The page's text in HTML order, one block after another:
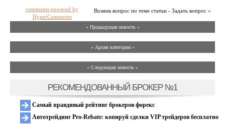
Возник вопрос по теме статьи - Задать вопрос »
comments powered by
HyperComments
« Предыдущая новость «
» Архив категории «
» Следующая новость »
РЕКОМЕНДОВАННЫЙ БРОКЕР №1
Самый правдивый рейтинг брокеров форекс
Автотрейдинг Pro-Rebate: копируй сделки VIP трейдеров бесплатно